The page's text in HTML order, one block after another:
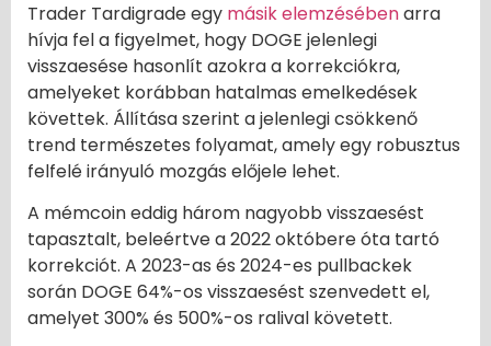
Trader Tardigrade egy másik elemzésébenarra
hívja fel a figyelmet, hogy DOGE jelenlegi
visszaesése hasonlít azokra a korrekciókra,
amelyeket korábban hatalmas emelkedések
követtek. Állítása szerint a jelenlegi csökkenő
trend természetes folyamat, amely egy robusztus
felfelé irányuló mozgás előjele lehet.
A mémcoin eddig három nagyobb visszaesést
tapasztalt, beleértve a 2022 októbere óta tartó
korrekciót. A 2023-as és 2024-es pullbackek
során DOGE 64%-os visszaesést szenvedett el,
amelyet 300% és 500%-os ralival követett.